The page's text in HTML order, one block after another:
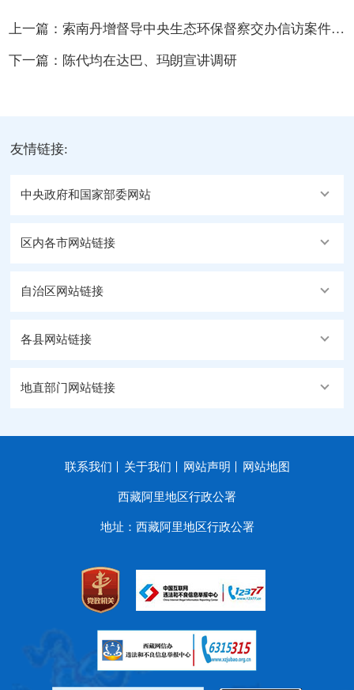
上一篇： 索南丹增督导中央生态环保督察交办信访案件整改工作
下一篇： 陈代均在达巴、玛朗宣讲调研
友情链接:
中央政府和国家部委网站
区内各市网站链接
自治区网站链接
各县网站链接
地直部门网站链接
联系我们 关于我们 网站声明 网站地图
西藏阿里地区行政公署
地址：西藏阿里地区行政公署